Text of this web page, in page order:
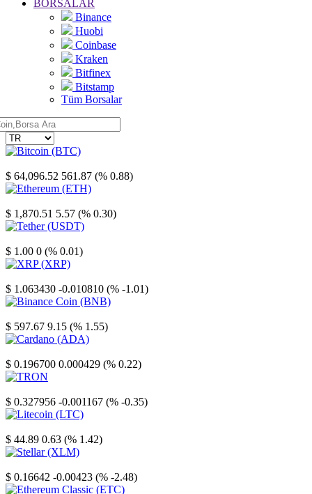
BORSALAR
Binance
Huobi
Coinbase
Kraken
Bitfinex
Bitstamp
Tüm Borsalar
$ 64,096.52 561.87 (% 0.88)
$ 1,870.51 5.57 (% 0.30)
$ 1.00 0 (% 0.01)
$ 1.063430 -0.010810 (% -1.01)
$ 597.67 9.15 (% 1.55)
$ 0.196700 0.000429 (% 0.22)
$ 0.327956 -0.001167 (% -0.35)
$ 44.89 0.63 (% 1.42)
$ 0.16642 -0.00423 (% -2.48)